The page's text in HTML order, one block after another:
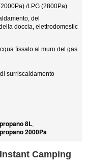
/LPG (2800Pa)
del
doccia, elettrodomestic
fissato al muro del gas
surriscaldamento
8L,
2000Pa
Camping